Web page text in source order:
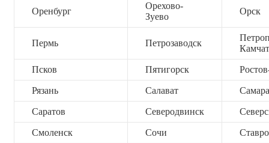
Оренбург
Орехово-
Зуево
Орск
Пермь Петрозаводск
Псков Пятигорск
Рязань Салават Самара
Саратов Северодвинск
Смоленск Сочи